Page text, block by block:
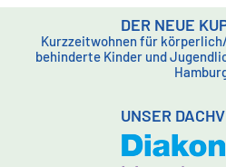
DER NEUE
Kurzzeitwohnen für
behinderte Kinder und
UNSER